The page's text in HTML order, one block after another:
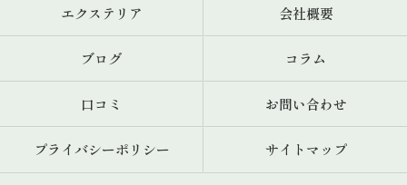
エクステリア 会社概要
ブログ コラム
口コミ お問い合わせ
プライバシーポリシー サイトマップ